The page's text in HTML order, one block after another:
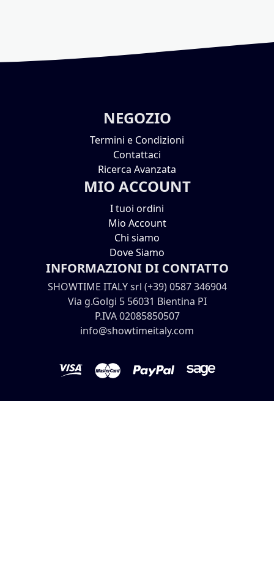
NEGOZIO
Termini e Condizioni
Contattaci
Ricerca Avanzata
MIO ACCOUNT
I tuoi ordini
Mio Account
Chi siamo
Dove Siamo
INFORMAZIONI DI CONTATTO
SHOWTIME ITALY srl (+39) 0587 346904
Via g.Golgi 5 56031 Bientina PI
P.IVA 02085850507
info@showtimeitaly.com